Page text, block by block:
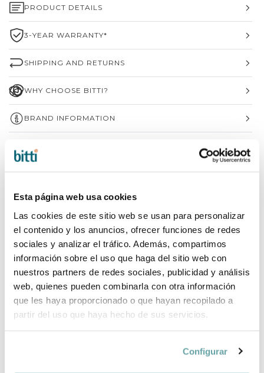
Esta página web usa cookies
Las cookies de este sitio web se usan para personalizar
el contenido y los anuncios, ofrecer funciones de redes
sociales y analizar el tráfico. Además, compartimos
información sobre el uso que haga del sitio web con
nuestros partners de redes sociales, publicidad y análisis
web, quienes pueden combinarla con otra información
que les haya proporcionado o que hayan recopilado a
partir del uso que haya hecho de sus servicios.
Configurar
PRODUCT DETAILS
3-YEAR WARRANTY*
SHIPPING AND RETURNS
WHY CHOOSE BITTI?
BRAND INFORMATION
COMPLETE YOUR PURCHASE